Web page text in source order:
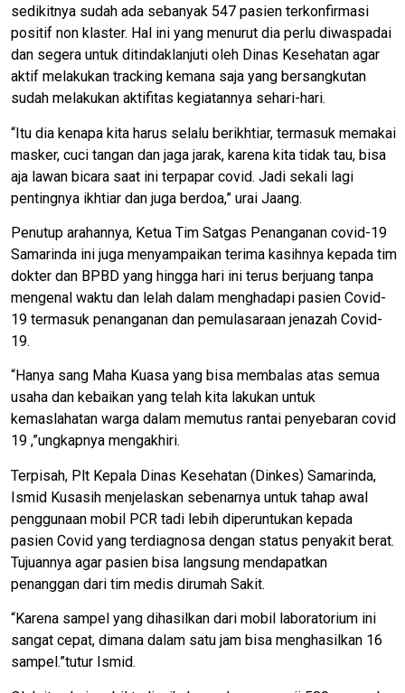
sedikitnya sudah ada sebanyak 547 pasien terkonfirmasi
positif non klaster. Hal ini yang menurut dia perlu diwaspadai
dan segera untuk ditindaklanjuti oleh Dinas Kesehatan agar
aktif melakukan tracking kemana saja yang bersangkutan
sudah melakukan aktifitas kegiatannya sehari-hari.
“Itu dia kenapa kita harus selalu berikhtiar, termasuk memakai
masker, cuci tangan dan jaga jarak, karena kita tidak tau, bisa
aja lawan bicara saat ini terpapar covid. Jadi sekali lagi
pentingnya ikhtiar dan juga berdoa,” urai Jaang.
Penutup arahannya, Ketua Tim Satgas Penanganan covid-19
Samarinda ini juga menyampaikan terima kasihnya kepada tim
dokter dan BPBD yang hingga hari ini terus berjuang tanpa
mengenal waktu dan lelah dalam menghadapi pasien Covid-
19 termasuk penanganan dan pemulasaraan jenazah Covid-
19.
“Hanya sang Maha Kuasa yang bisa membalas atas semua
usaha dan kebaikan yang telah kita lakukan untuk
kemaslahatan warga dalam memutus rantai penyebaran covid
19 ,”ungkapnya mengakhiri.
Terpisah, Plt Kepala Dinas Kesehatan (Dinkes) Samarinda,
Ismid Kusasih menjelaskan sebenarnya untuk tahap awal
penggunaan mobil PCR tadi lebih diperuntukan kepada
pasien Covid yang terdiagnosa dengan status penyakit berat.
Tujuannya agar pasien bisa langsung mendapatkan
penanggan dari tim medis dirumah Sakit.
“Karena sampel yang dihasilkan dari mobil laboratorium ini
sangat cepat, dimana dalam satu jam bisa menghasilkan 16
sampel.”tutur Ismid.